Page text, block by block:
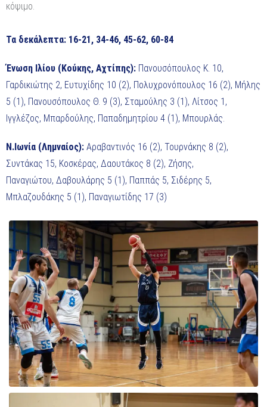
κόψιμο.
Τα δεκάλεπτα: 16-21, 34-46, 45-62, 60-84
Ένωση Ιλίου (Κούκης, Αχτίπης): Πανουσόπουλος Κ. 10,
Γαρδικιώτης 2, Ευτυχίδης 10 (2), Πολυχρονόπουλος 16 (2), Μήλης
5 (1), Πανουσόπουλος Θ. 9 (3), Σταμούλης 3 (1), Λίτσος 1,
Ιγγλέζος, Μπαρδούλης, Παπαδημητρίου 4 (1), Μπουρλάς.
Ν.Ιωνία (Λημναίος): Αραβαντινός 16 (2), Τουρνάκης 8 (2),
Συντάκας 15, Κοσκέρας, Δαουτάκος 8 (2), Ζήσης,
Παναγιώτου, Δαβουλάρης 5 (1), Παππάς 5, Σιδέρης 5,
Μπλαζουδάκης 5 (1), Παναγιωτίδης 17 (3)